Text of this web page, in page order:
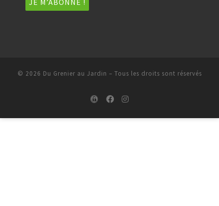
© 2026 Du Grenier au Jardin – Tous les droits sont réservés